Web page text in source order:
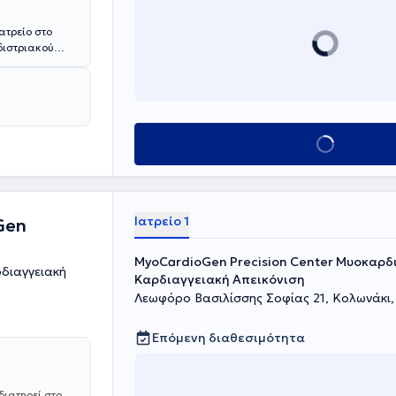
στο
Εθνικό και
Κλινική
στο
του
Κλείσε ραντεβού
Ιατρείο 1
MyoCardioGen Precision Center
Καρδιαγγειακή Απεικόνιση
Λεωφόρο Βασιλίσσης Σοφίας 21,
Επόμενη διαθεσιμότητα